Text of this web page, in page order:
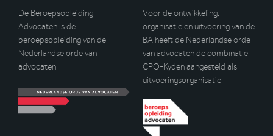
De Beroepsopleiding
Advocaten is de
beroepsopleiding van de
Nederlandse orde van
advocaten.
Voor de ontwikkeling,
organisatie en uitvoering van de
BA heeft de Nederlandse orde
van advocaten de combinatie
CPO-Kyden aangesteld als
uitvoeringsorganisatie.